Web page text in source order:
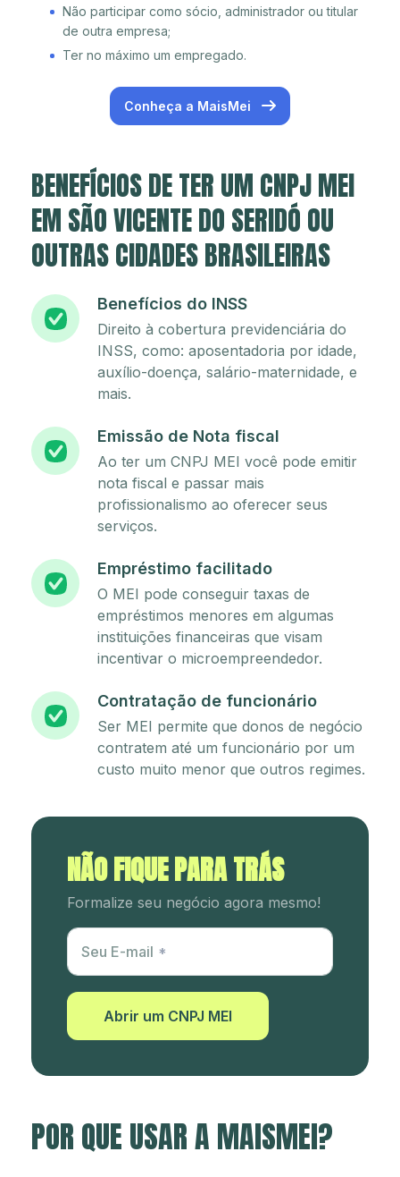
Não participar como sócio, administrador ou titular
de outra empresa;
Ter no máximo um empregado.
Conheça a MaisMei
BENEFÍCIOS DE TER UM CNPJ MEI
EM SÃO VICENTE DO SERIDÓ OU
OUTRAS CIDADES BRASILEIRAS
Benefícios do INSS
Direito à cobertura previdenciária do
INSS, como: aposentadoria por idade,
auxílio-doença, salário-maternidade, e
mais.
Emissão de Nota fiscal
Ao ter um CNPJ MEI você pode emitir
nota fiscal e passar mais
profissionalismo ao oferecer seus
serviços.
Empréstimo facilitado
O MEI pode conseguir taxas de
empréstimos menores em algumas
instituições financeiras que visam
incentivar o microempreendedor.
Contratação de funcionário
Ser MEI permite que donos de negócio
contratem até um funcionário por um
custo muito menor que outros regimes.
NÃO FIQUE PARA TRÁS
Formalize seu negócio agora mesmo!
Utm Content
Seu E-mail
Abrir um CNPJ MEI
POR QUE USAR A MAISMEI?